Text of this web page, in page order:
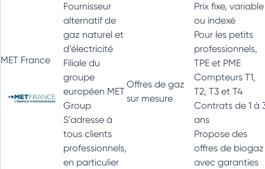
MET France
Fournisseur
alternatif de
gaz naturel et
d’électricité
Filiale du
groupe
européen MET
Group
S’adresse à
tous clients
professionnels,
en particulier
Offres de gaz
sur mesure
Prix fixe, variable
ou indexé
Pour les petits
professionnels,
TPE et PME
Compteurs T1,
T2, T3 et T4
Contrats de 1 à
ans
Propose des
offres de biogaz
avec garanties